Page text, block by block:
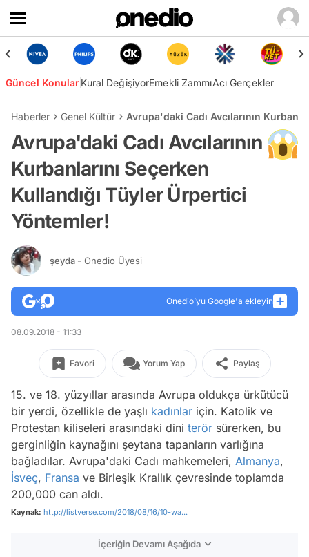
Güncel KonularKural DeğişiyorEmekli ZammıAcı Gerçekler
Haberler Genel Kültür Avrupa'daki Cadı Avcılarının
Avrupa'daki Cadı Avcılarının
Kurbanlarını Seçerken
Kullandığı Tüyler Ürpertici
Yöntemler!
şeyda - Onedio Üyesi
Onedio’yu Google'a ekleyin
08.09.2018 - 11:33
Favori Yorum Yap Paylaş
15. ve 18. yüzyıllar arasında Avrupa oldukça ürkütücü
bir yerdi, özellikle de yaşlı kadınlar için. Katolik ve
Protestan kiliseleri arasındaki dini terör sürerken, bu
gerginliğin kaynağını şeytana tapanların varlığına
bağladılar. Avrupa'daki Cadı mahkemeleri, Almanya,
İsveç, Fransa ve Birleşik Krallık çevresinde toplamda
200,000 can aldı.
Kaynak: http://listverse.com/2018/08/16/10-wa...
İçeriğin Devamı Aşağıda